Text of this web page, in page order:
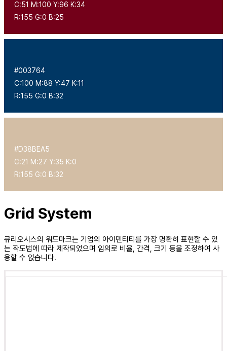
C:51 M:100 Y:96 K:34
R:155 G:0 B:25
#003764
C:100 M:88 Y:47 K:11
R:155 G:0 B:32
#D38BEA5
C:21 M:27 Y:35 K:0
R:155 G:0 B:32
Grid System
큐리오시스의 워드마크는 기업의 아이덴티티를 가장 명확히 표현할 수 있
는 작도법에 따라 제작되었으며 임의로 비율, 간격, 크기 등을 조정하여 사
용할 수 없습니다.